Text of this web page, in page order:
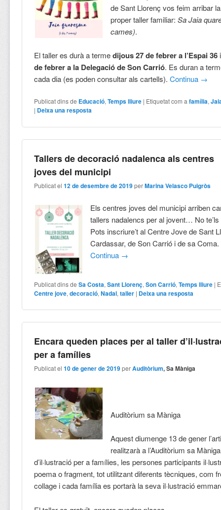
de Sant Llorenç vos feim arribar
proper taller familiar:Sa Jaia
cames).
El taller es durà a termedijous 27 de febrer a l’Espai 36 i
de febrer a la Delegació de Son Carrió. Es duran a
cada dia (es poden consultar als cartells).Continua →
Publicat dins de Educació,Temps lliure | Etiquetat com a família,
| Deixa una resposta
Tallers de decoració nadalenca als centres
joves del municipi
Publicat el12 de desembre de 2019 perMarina Velasco Puigròs
Els centres joves del municipi arriben
tallers nadalencs per al jovent… No
Pots inscriure’t al Centre Jove de Sant
Cardassar, de Son Carrió i de sa Coma.
Continua →
Publicat dins de Sa Costa,Sant Llorenç,Son Carrió,Temps lliure |
Centre jove,decoració,Nadal,taller | Deixa una resposta
Encara queden places per al taller
per a famílies
Publicat el10 de gener de 2019 perAuditòrium, Sa Màniga
Auditòrium sa Màniga
Aquest diumenge 13 de gener
realitzarà a l’Auditòrium sa
d’il·lustració per a famílies, les persones participants
poema o fragment, tot utilitzant diferents tècniques, com
collage i cada família es portarà la seva il·lustració